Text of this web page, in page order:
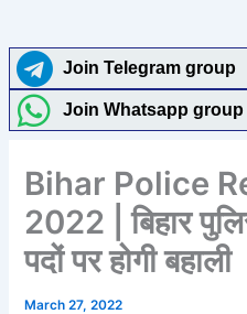
Join Telegram group
Join Whatsapp group
Bihar Police
2022 | बिहार
पदों पर होगी बहाली
March 27, 2022